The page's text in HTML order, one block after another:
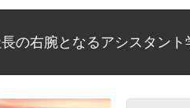
の右腕となるアシスタン